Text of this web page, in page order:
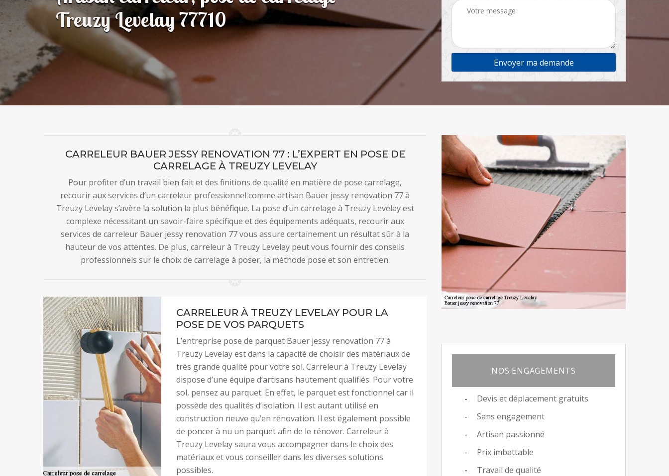
Treuzy Levelay 77710
CARRELEUR BAUER JESSY RENOVATION 77 : L’EXPERT EN POSE DE
CARRELAGE À TREUZY LEVELAY
Pour profiter d’un travail bien fait et des finitions de qualité en matière de pose carrelage,
recourir aux services d’un carreleur professionnel comme artisan Bauer jessy renovation 77 à
Treuzy Levelay s’avère la solution la plus bénéfique. La pose d’un carrelage à Treuzy Levelay est
complexe nécessitant un savoir-faire spécifique et des équipements adéquats, recourir aux
services de carreleur Bauer jessy renovation 77 vous assure certainement un résultat sûr à la
hauteur de vos attentes. De plus, carreleur à Treuzy Levelay peut vous fournir des conseils
professionnels sur le choix de carrelage à poser, la méthode pose et son entretien.
CARRELEUR À TREUZY LEVELAY POUR LA
POSE DE VOS PARQUETS
L’entreprise pose de parquet Bauer jessy renovation 77 à
Treuzy Levelay est dans la capacité de choisir des matériaux de
très grande qualité pour votre sol. Carreleur à Treuzy Levelay
dispose d’une équipe d’artisans hautement qualifiés. Pour votre
sol, pensez au parquet. En effet, le parquet est fonctionnel car il
possède des qualités d’isolation. Il est autant utilisé en
construction neuve qu’en rénovation. Il est également possible
de poncer à nu un parquet afin de le rénover. Carreleur à
Treuzy Levelay saura vous accompagner dans le choix des
matériaux et vous conseiller dans les diverses solutions
possibles.
NOS ENGAGEMENTS
Devis et déplacement gratuits
Sans engagement
Artisan passionné
Prix imbattable
Travail de qualité